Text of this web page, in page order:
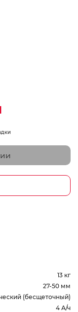
13 кг
27-50 мм
(бесщеточный)
4 А/ч